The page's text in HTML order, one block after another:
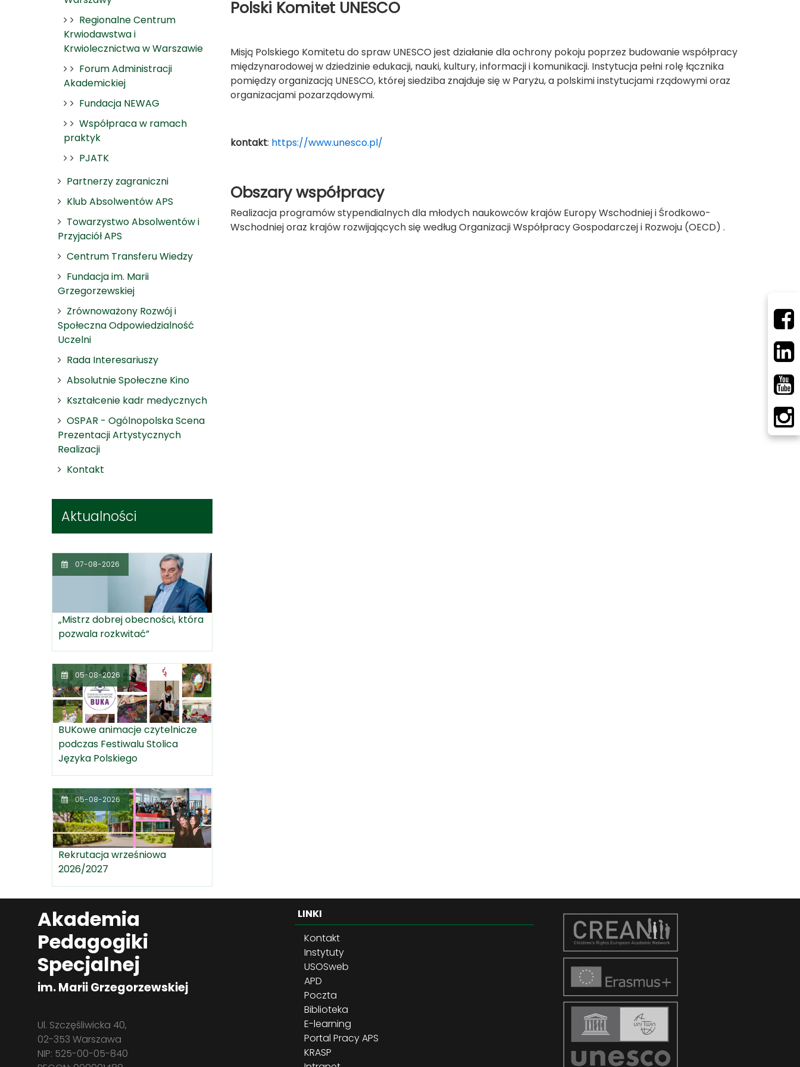
Regionalne Centrum
Krwiodawstwa i
Krwiolecznictwa w Warszawie
Forum Administracji
Akademickiej
Fundacja NEWAG
Współpraca w ramach
praktyk
PJATK
Partnerzy zagraniczni
Klub Absolwentów APS
Towarzystwo Absolwentów i
Przyjaciół APS
Centrum Transferu Wiedzy
Fundacja im. Marii
Grzegorzewskiej
Zrównoważony Rozwój i
Społeczna Odpowiedzialność
Uczelni
Rada Interesariuszy
Absolutnie Społeczne Kino
Kształcenie kadr medycznych
OSPAR - Ogólnopolska Scena
Prezentacji Artystycznych
Realizacji
Kontakt
Aktualności
07-08-2026
„Mistrz dobrej obecności, która
pozwala rozkwitać”
05-08-2026
BUKowe animacje czytelnicze
podczas Festiwalu Stolica
Języka Polskiego
05-08-2026
Rekrutacja wrześniowa
2026/2027
Polski Komitet UNESCO
Misją Polskiego Komitetu do spraw UNESCO jest działanie dla ochrony pokoju poprzez budowanie współpracy
międzynarodowej w dziedzinie edukacji, nauki, kultury, informacji i komunikacji. Instytucja pełni rolę łącznika
pomiędzy organizacją UNESCO, której siedziba znajduje się w Paryżu, a polskimi instytucjami rządowymi oraz
organizacjami pozarządowymi.
kontakt: https://www.unesco.pl/
Obszary współpracy
Realizacja programów stypendialnych dla młodych naukowców krajów Europy Wschodniej i Środkowo-
Wschodniej oraz krajów rozwijających się według Organizacji Współpracy Gospodarczej i Rozwoju (OECD) .
Akademia
Pedagogiki
Specjalnej
im. Marii Grzegorzewskiej
Ul. Szczęśliwicka 40,
02-353 Warszawa
NIP: 525-00-05-840
LINKI
Kontakt
Instytuty
USOSweb
APD
Poczta
Biblioteka
E-learning
Portal Pracy APS
KRASP